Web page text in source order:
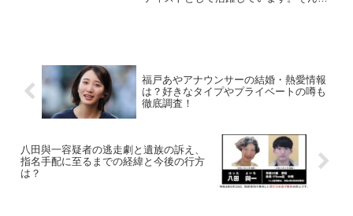
福戸あやアナウンサーの結婚・熱愛情報
は？好きなタイプやプライベートの噂も
徹底調査！
八田與一容疑者の逃走劇と遺族の訴え、
指名手配に至るまでの経緯と今後の行方
は？